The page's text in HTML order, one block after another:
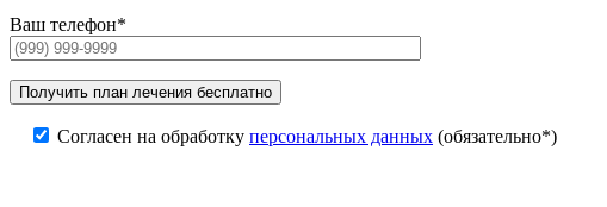
Ваш телефон*
Согласен на обработку персональных данных (обязательно*)